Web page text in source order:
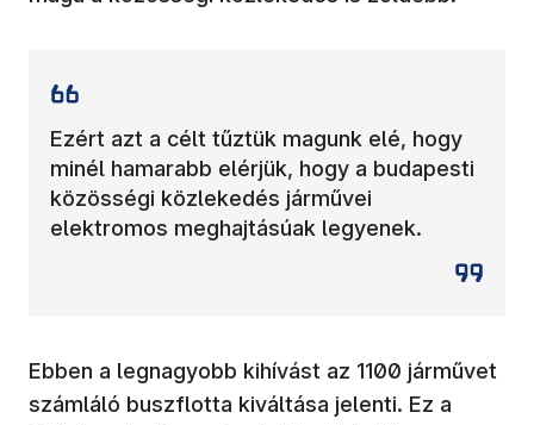
Ezért azt a célt tűztük magunk elé, hogy
minél hamarabb elérjük, hogy a budapesti
közösségi közlekedés járművei
elektromos meghajtásúak legyenek.
Ebben a legnagyobb kihívást az 1100 járművet
számláló buszflotta kiváltása jelenti. Ez a